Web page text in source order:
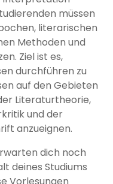
müssen
literarischen
Methoden und
Ziel ist es,
durchführen zu
auf den Gebieten
Literaturtheorie,
und der
anzueignen.
dich noch
deines Studiums